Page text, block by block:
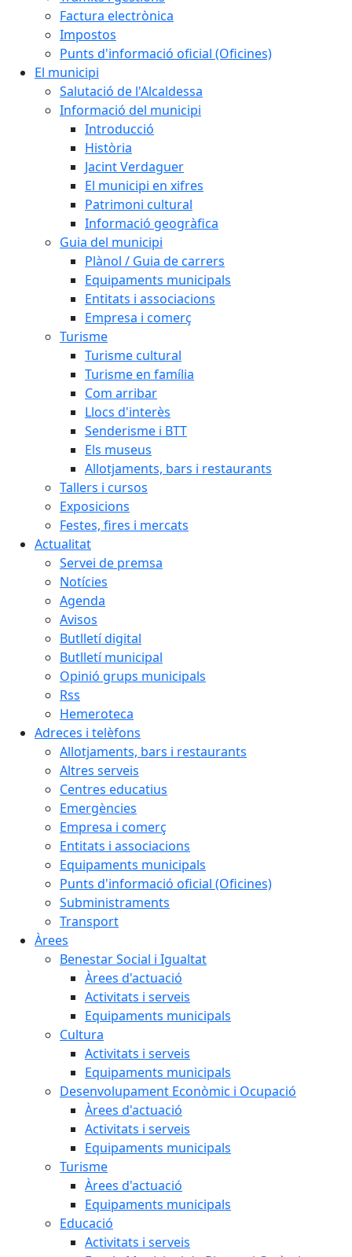
Factura electrònica
Impostos
Punts d'informació oficial (Oficines)
El municipi
Salutació de l'Alcaldessa
Informació del municipi
Introducció
Història
Jacint Verdaguer
El municipi en xifres
Patrimoni cultural
Informació geogràfica
Guia del municipi
Plànol / Guia de carrers
Equipaments municipals
Entitats i associacions
Empresa i comerç
Turisme
Turisme cultural
Turisme en família
Com arribar
Llocs d'interès
Senderisme i BTT
Els museus
Allotjaments, bars i restaurants
Tallers i cursos
Exposicions
Festes, fires i mercats
Actualitat
Servei de premsa
Notícies
Agenda
Avisos
Butlletí digital
Butlletí municipal
Opinió grups municipals
Rss
Hemeroteca
Adreces i telèfons
Allotjaments, bars i restaurants
Altres serveis
Centres educatius
Emergències
Empresa i comerç
Entitats i associacions
Equipaments municipals
Punts d'informació oficial (Oficines)
Subministraments
Transport
Àrees
Benestar Social i Igualtat
Àrees d'actuació
Activitats i serveis
Equipaments municipals
Cultura
Activitats i serveis
Equipaments municipals
Desenvolupament Econòmic i Ocupació
Àrees d'actuació
Activitats i serveis
Equipaments municipals
Turisme
Àrees d'actuació
Equipaments municipals
Educació
Activitats i serveis